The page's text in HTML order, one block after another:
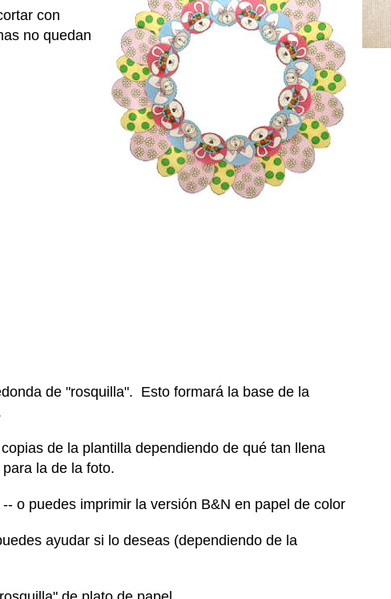
con
no quedan
de "rosquilla". Esto formará la base de la
de la plantilla dependiendo de qué tan llena
la de la foto.
o puedes imprimir la versión B&N en papel de color
ayudar si lo deseas (dependiendo de la